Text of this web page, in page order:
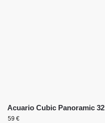
Acuario Cubic Panoramic 32
59 €